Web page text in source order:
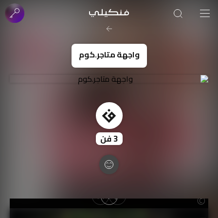
واجهة متاجر.كوم
3فن
صورة الغلاف من فن
SOUFIANE Abid